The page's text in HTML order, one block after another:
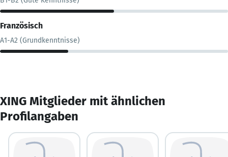
Französisch
A1-A2 (Grundkenntnisse)
XING Mitglieder mit ähnlichen
Profilangaben